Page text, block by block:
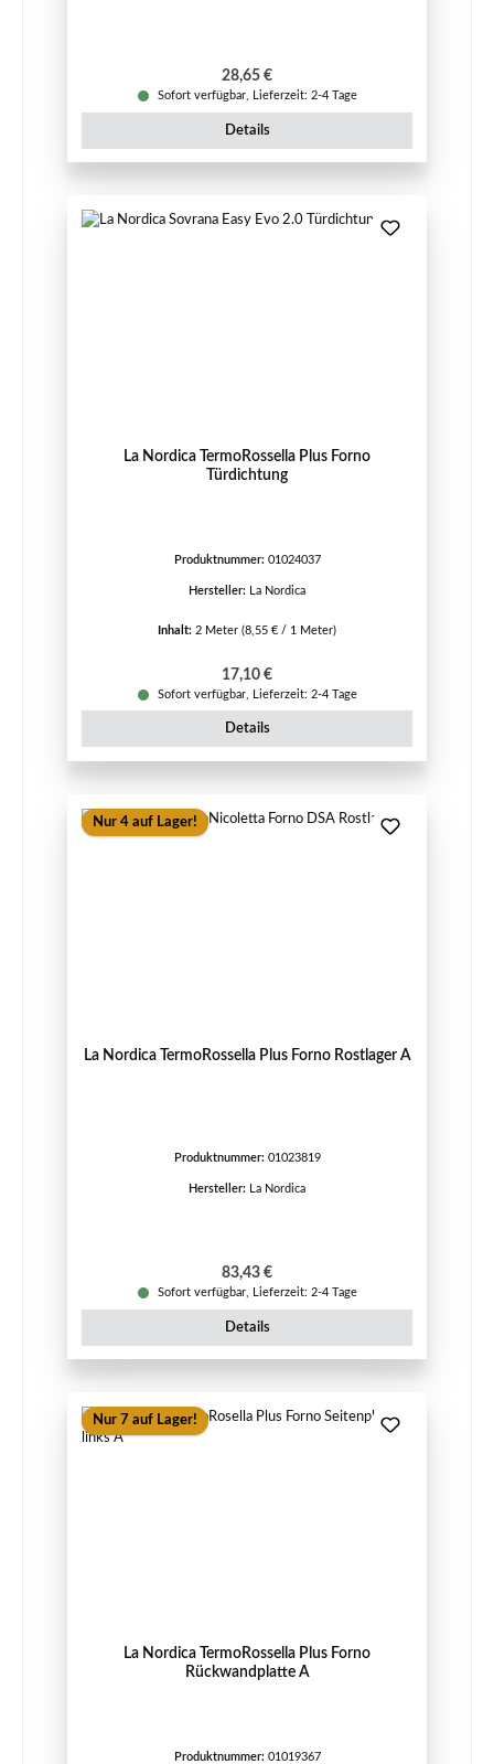
Regulärer Preis:
28,65 €
Sofort verfügbar, Lieferzeit: 2-4 Tage
Details
La Nordica TermoRossella Plus Forno
Türdichtung
Produktnummer: 01024037
Hersteller: La Nordica
Inhalt: 2 Meter (8,55 € / 1 Meter)
Regulärer Preis:
17,10 €
Sofort verfügbar, Lieferzeit: 2-4 Tage
Details
Nur 4 auf Lager!
La Nordica TermoRossella Plus Forno Rostlager A
Produktnummer: 01023819
Hersteller: La Nordica
Regulärer Preis:
83,43 €
Sofort verfügbar, Lieferzeit: 2-4 Tage
Details
Nur 7 auf Lager!
La Nordica TermoRossella Plus Forno
Rückwandplatte A
Produktnummer: 01019367